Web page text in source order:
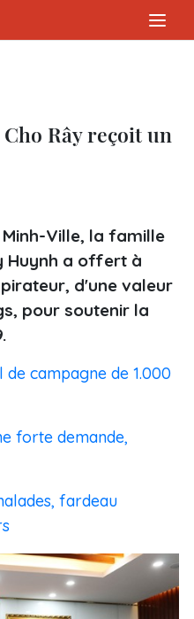
Rây reçoit un
Ville, la famille
Huynh a offert à
d'une valeur
pour soutenir la
campagne de 1.000
forte demande,
fardeau